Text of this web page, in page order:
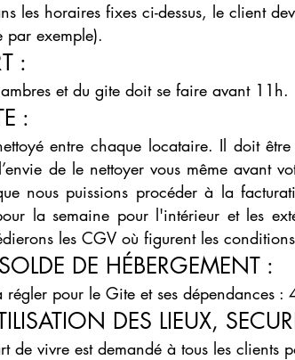
les horaires fixes ci-dessus, le client
par exemple).
:
et du gite doit se faire avant 11h.
:
entre chaque locataire. Il doit
de le nettoyer vous même
nous puissions procéder à la
la semaine pour l'intérieur et les
les CGV où figurent les
DE HÉBERGEMENT :
régler pour le Gite et ses dépendances :
DES LIEUX, SECU
de vivre est demandé à tous les